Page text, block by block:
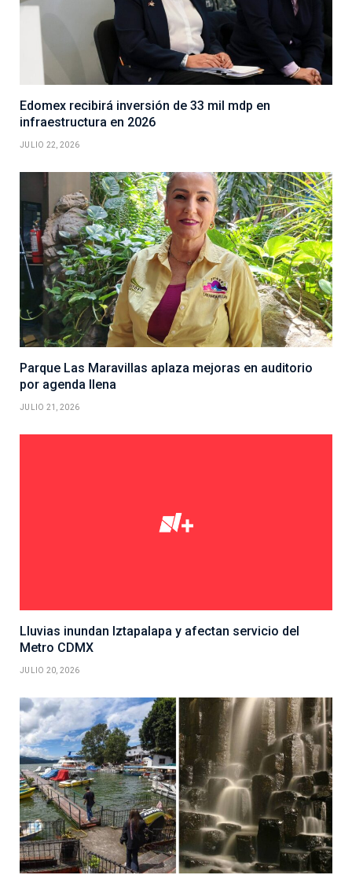
Edomex recibirá inversión de 33 mil mdp en
infraestructura en 2026
JULIO 22, 2026
Parque Las Maravillas aplaza mejoras en auditorio
por agenda llena
JULIO 21, 2026
Lluvias inundan Iztapalapa y afectan servicio del
Metro CDMX
JULIO 20, 2026